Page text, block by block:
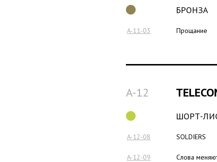
БРОНЗА
A-11-03 Прощание
A-12
ШОРТ-
A-12-08 SOLDIERS
A-12-09 Слова